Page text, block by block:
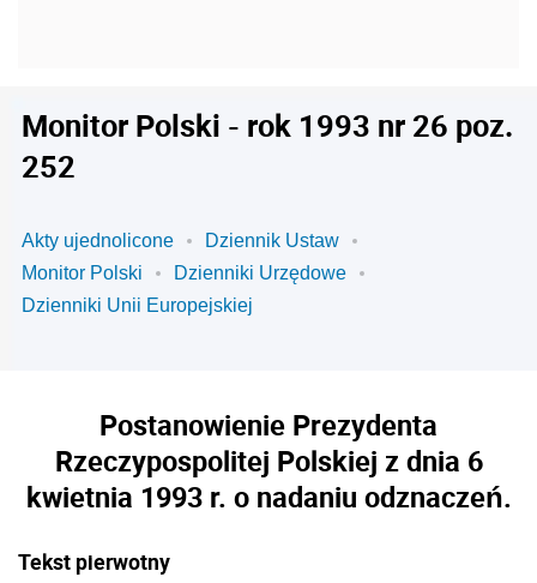
Monitor Polski - rok 1993 nr 26 poz.
252
Akty ujednolicone
Dziennik Ustaw
Monitor Polski
Dzienniki Urzędowe
Dzienniki Unii Europejskiej
Postanowienie Prezydenta
Rzeczypospolitej Polskiej z dnia 6
kwietnia 1993 r. o nadaniu odznaczeń.
Tekst pierwotny